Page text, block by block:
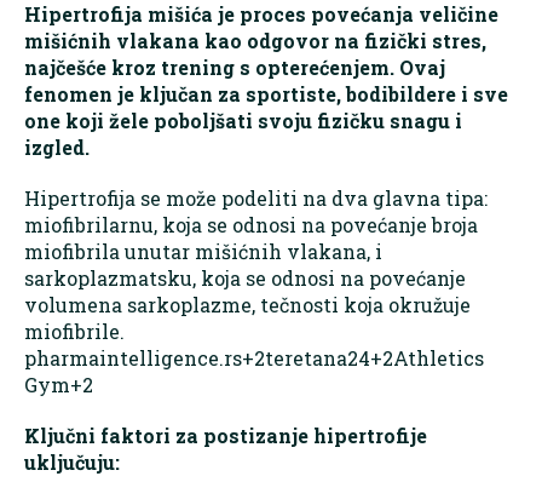
Hipertrofija mišića je proces povećanja veličine
mišićnih vlakana kao odgovor na fizički stres,
najčešće kroz trening s opterećenjem. Ovaj
fenomen je ključan za sportiste, bodibildere i sve
one koji žele poboljšati svoju fizičku snagu i
izgled.
Hipertrofija se može podeliti na dva glavna tipa:
miofibrilarnu, koja se odnosi na povećanje broja
miofibrila unutar mišićnih vlakana, i
sarkoplazmatsku, koja se odnosi na povećanje
volumena sarkoplazme, tečnosti koja okružuje
miofibrile. ​
pharmaintelligence.rs+2teretana24+2Athletics
Gym+2
Ključni faktori za postizanje hipertrofije
uključuju: